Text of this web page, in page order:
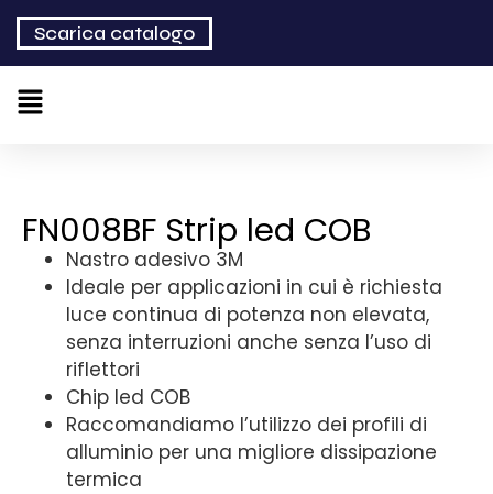
Scarica catalogo
FN008BF Strip led COB
Nastro adesivo 3M
Ideale per applicazioni in cui è richiesta
luce continua di potenza non elevata,
senza interruzioni anche senza l’uso di
riflettori
Chip led COB
Raccomandiamo l’utilizzo dei profili di
alluminio per una migliore dissipazione
termica